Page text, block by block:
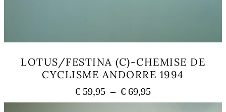
LOTUS/FESTINA (C)-CHEMISE DE
CYCLISME ANDORRE 1994
€ 59,95 – € 69,95Plage
de